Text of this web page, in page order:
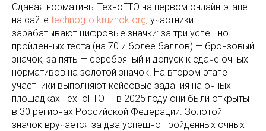
Сдавая нормативы ТехноГТО на первом онлайн-этапе
на сайте technogto.kruzhok.org, участники
зарабатывают цифровые значки: за три успешно
пройденных теста (на 70 и более баллов) — бронзовый
значок, за пять — серебряный и допуск к сдаче очных
нормативов на золотой значок. На втором этапе
участники выполняют кейсовые задания на очных
площадках ТехноГТО — в 2025 году они были открыты
в 30 регионах Российской Федерации. Золотой
значок вручается за два успешно пройденных очных